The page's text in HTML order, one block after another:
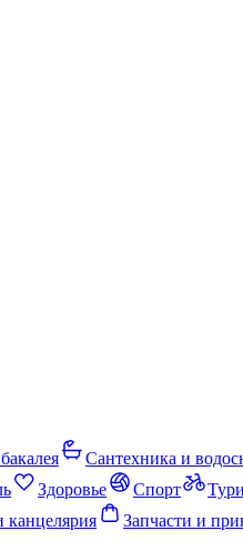
Сантехника и
Здоровье Спорт
канцелярия Запчасти и